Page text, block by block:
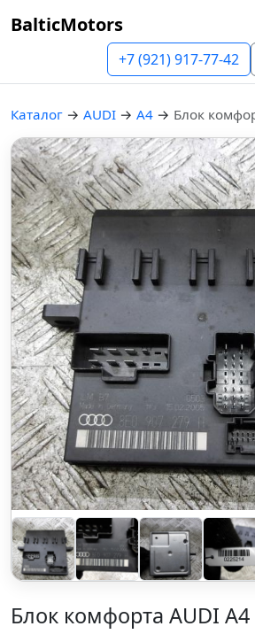
BalticMotors
+7 (921) 917-77-42
Каталог → AUDI → A4 → Блок
Блок комфорта AUDI A4